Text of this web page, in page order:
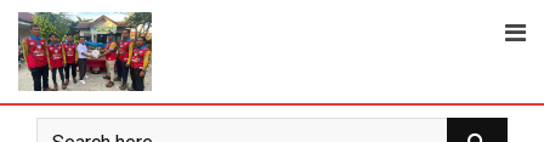
Skip
content